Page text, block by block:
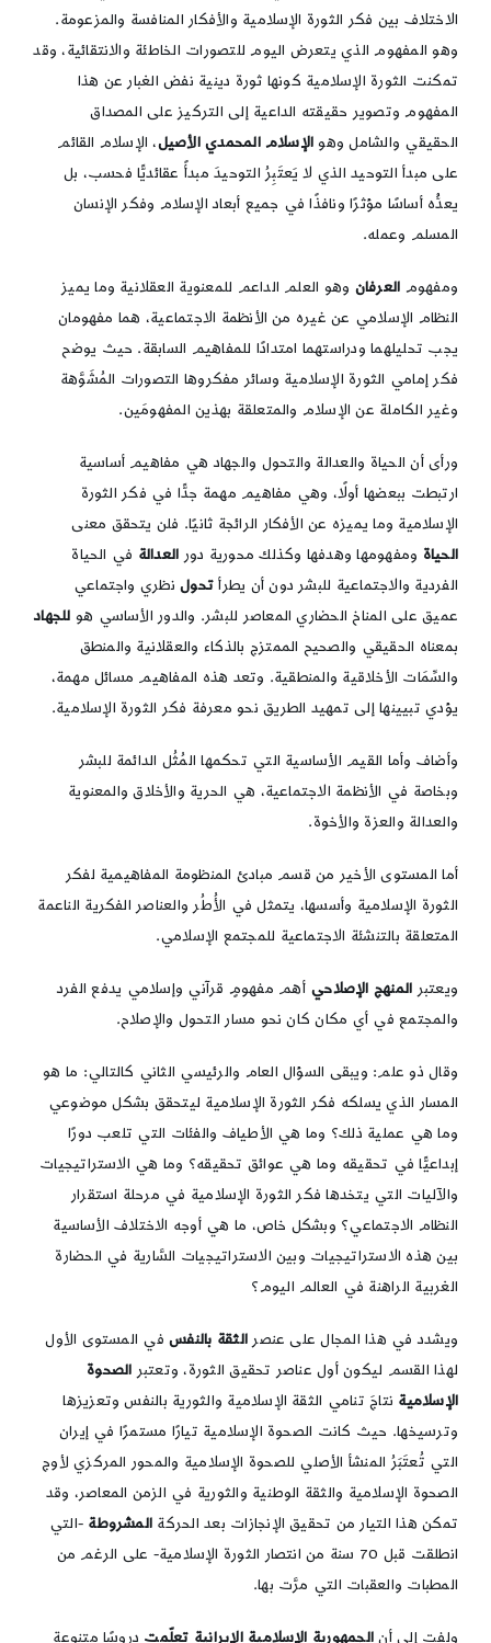
الاختلاف بين فكر الثورة الإسلامية والأفكار المنافسة والمزعومة.
وهو المفهوم الذي يتعرض اليوم للتصورات الخاطئة والانتقائية، وقد
تمكنت الثورة الإسلامية كونها ثورة دينية نفض الغبار عن هذا
المفهوم وتصوير حقيقته الداعية إلى التركيز على المصداق
الحقيقي والشامل وهو الإسلام المحمدي الأصيل، الإسلام القائم
على مبدأ التوحيد الذي لا يَعتَبِرُ التوحيدَ مبدأً عقائديًّا فحسب، بل
يعدُّه أساسًا مؤثرًا ونافذًا في جميع أبعاد الإسلام وفكر الإنسان
المسلم وعمله.
ومفهوم العرفان وهو العلم الداعم للمعنوية العقلانية وما يميز
النظام الإسلامي عن غيره من الأنظمة الاجتماعية، هما مفهومان
يجب تحليلهما ودراستهما امتدادًا للمفاهيم السابقة. حيث يوضح
فكر إمامي الثورة الإسلامية وسائر مفكروها التصورات المُشَوَّهة
وغير الكاملة عن الإسلام والمتعلقة بهذين المفهومَين.
ورأى أن الحياة والعدالة والتحول والجهاد هي مفاهيم أساسية
ارتبطت ببعضها أولًا، وهي مفاهيم مهمة جدًّا في فكر الثورة
الإسلامية وما يميزه عن الأفكار الرائجة ثانيًا. فلن يتحقق معنى
الحياة ومفهومها وهدفها وكذلك محورية دور العدالة في الحياة
الفردية والاجتماعية للبشر دون أن يطرأ تحولنظري واجتماعي
عميق على المناخ الحضاري المعاصر للبشر. والدور الأساسي هو للجهاد
بمعناه الحقيقي والصحيح الممتزج بالذكاء والعقلانية والمنطق
والسِّمَات الأخلاقية والمنطقية. وتعد هذه المفاهيم مسائل مهمة،
يؤدي تبيينها إلى تمهيد الطريق نحو معرفة فكر الثورة الإسلامية.
وأضاف وأما القيم الأساسية التي تحكمها المُثُل الدائمة للبشر
وبخاصة في الأنظمة الاجتماعية، هي الحرية والأخلاق والمعنوية
والعدالة والعزة والأخوة.
أما المستوى الأخير من قسم مبادئ المنظومة المفاهيمية لفكر
الثورة الإسلامية وأسسها، يتمثل في الأُطُر والعناصر الفكرية الناعمة
المتعلقة بالتنشئة الاجتماعية للمجتمع الإسلامي.
ويعتبر المنهج الإصلاحيأهم مفهومٍ قرآني وإسلامي يدفع الفرد
والمجتمع في أي مكان كان نحو مسار التحول والإصلاح.
وقال ذو علم: ويبقى السؤال العام والرئيسي الثاني كالتالي: ما هو
المسار الذي يسلكه فكر الثورة الإسلامية ليتحقق بشكل موضوعي
وما هي عملية ذلك؟ وما هي الأطياف والفئات التي تلعب دورًا
إبداعيًّا في تحقيقه وما هي عوائق تحقيقه؟ وما هي الاستراتيجيات
والآليات التي يتخدها فكر الثورة الإسلامية في مرحلة استقرار
النظام الاجتماعي؟ وبشكل خاص، ما هي أوجه الاختلاف الأساسية
بين هذه الاستراتيجيات وبين الاستراتيجيات السَّارية في الحضارة
الغربية الراهنة في العالم اليوم؟
ويشدد في هذا المجال على عنصر الثقة بالنفسفي المستوى الأول
لهذا القسم ليكون أول عناصر تحقيق الثورة، وتعتبر الصحوة
الإسلامية نتاجَ تنامي الثقة الإسلامية والثورية بالنفس وتعزيزها
وترسيخها. حيث كانت الصحوة الإسلامية تيارًا مستمرًا في إيران
التي تُعتَبَرُ المنشأ الأصلي للصحوة الإسلامية والمحور المركزي لأوج
الصحوة الإسلامية والثقة الوطنية والثورية في الزمن المعاصر، وقد
تمكن هذا التيار من تحقيق الإنجازات بعد الحركة المشروطة -التي
انطلقت قبل 70 سنة من انتصار الثورة الإسلامية- على الرغم من
المطبات والعقبات التي مرَّت بها.
ولفت إلى أن الجمهورية الإسلامية الإيرانية تعلّمت دروسًا متنوعة